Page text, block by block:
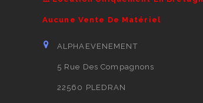
Aucune Vente De Matériel
ALPHAEVENEMENT
5 Rue Des Compagnons
22560 PLEDRAN